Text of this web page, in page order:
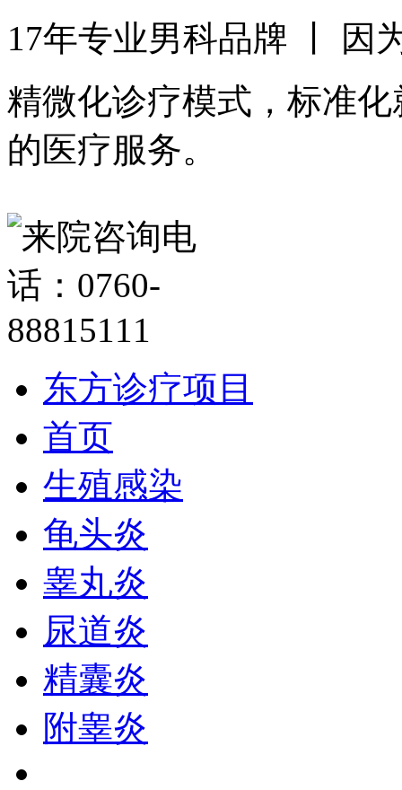
17年专业男科品牌 丨 因
精微化诊疗模式，标准
的医疗服务。
东方诊疗项目
首页
生殖感染
龟头炎
睾丸炎
尿道炎
精囊炎
附睾炎